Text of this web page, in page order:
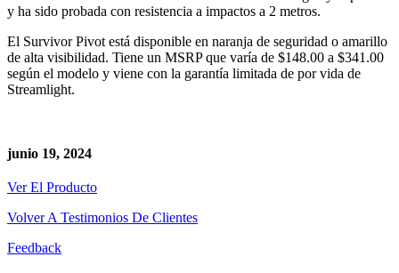
y ha sido probada con resistencia a impactos a 2 metros.
El Survivor Pivot está disponible en naranja de seguridad o amarillo
de alta visibilidad. Tiene un MSRP que varía de $148.00 a $341.00
según el modelo y viene con la garantía limitada de por vida de
Streamlight.
junio 19, 2024
Ver El Producto
Volver A Testimonios De Clientes
Feedback